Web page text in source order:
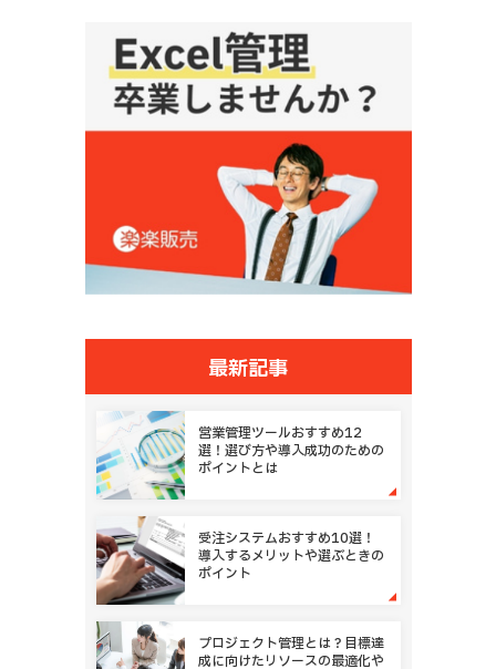
最新記事
営業管理ツールおすすめ12
選！選び方や導入成功のための
ポイントとは
受注システムおすすめ10選！
導入するメリットや選ぶときの
ポイント
プロジェクト管理とは？目標達
成に向けたリソースの最適化や